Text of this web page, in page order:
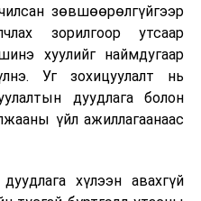
13-наас оюутнуудыг
эхэлнэ.
үйл ажиллагааны
17–28-ны өдрүүдэд
болон бусад аливаа
зөвшөөрөлгүйгээр
зорилгоор утсаар
хуулийг наймдугаар
Уг зохицуулалт нь
дуудлага болон
үйл ажиллагаанаас
хүлээн авахгүй